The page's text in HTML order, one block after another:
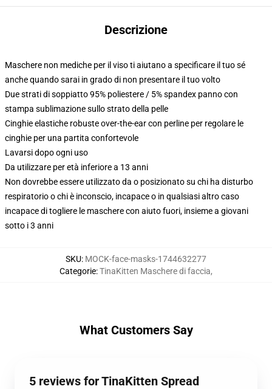
Descrizione
Maschere non mediche per il viso ti aiutano a specificare il tuo sé
anche quando sarai in grado di non presentare il tuo volto
Due strati di soppiatto 95% poliestere / 5% spandex panno con
stampa sublimazione sullo strato della pelle
Cinghie elastiche robuste over-the-ear con perline per regolare le
cinghie per una partita confortevole
Lavarsi dopo ogni uso
Da utilizzare per età inferiore a 13 anni
Non dovrebbe essere utilizzato da o posizionato su chi ha disturbo
respiratorio o chi è inconscio, incapace o in qualsiasi altro caso
incapace di togliere le maschere con aiuto fuori, insieme a giovani
sotto i 3 anni
SKU: MOCK-face-masks-1744632277
Categorie:TinaKitten Maschere di faccia,
What Customers Say
5 reviews for TinaKitten Spread